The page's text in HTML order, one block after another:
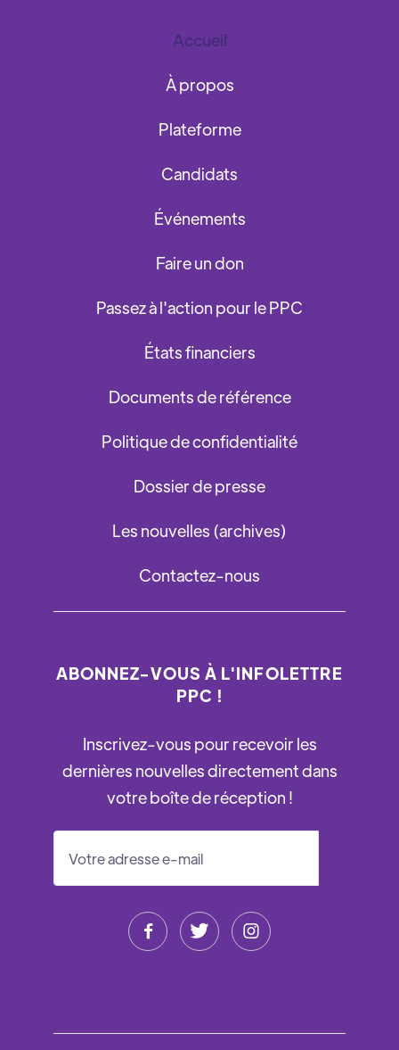
Accueil
À propos
Plateforme
Candidats
Événements
Faire un don
Passez à l'action pour le PPC
États financiers
Documents de référence
Politique de confidentialité
Dossier de presse
Les nouvelles (archives)
Contactez-nous
ABONNEZ-VOUS À L'INFOLETTRE
PPC !
Inscrivez-vous pour recevoir les
dernières nouvelles directement dans
votre boîte de réception !
  